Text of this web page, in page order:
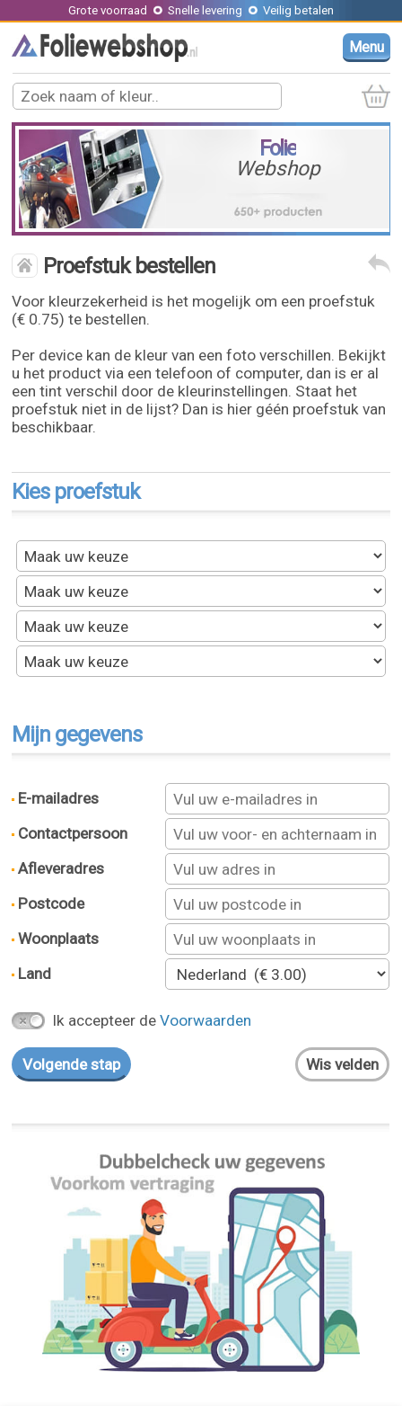
Grote voorraad Snelle levering Veilig betalen
Menu
Folie
Webshop
Proefstuk bestellen
Voor kleurzekerheid is het mogelijk om een proefstuk
(€ 0.75) te bestellen.
Per device kan de kleur van een foto verschillen. Bekijkt
u het product via een telefoon of computer, dan is er al
een tint verschil door de kleurinstellingen. Staat het
proefstuk niet in de lijst? Dan is hier géén proefstuk van
beschikbaar.
Kies proefstuk
Mijn gegevens
E-mailadres
Contactpersoon
Afleveradres
Postcode
Woonplaats
Land
Ik accepteer deVoorwaarden